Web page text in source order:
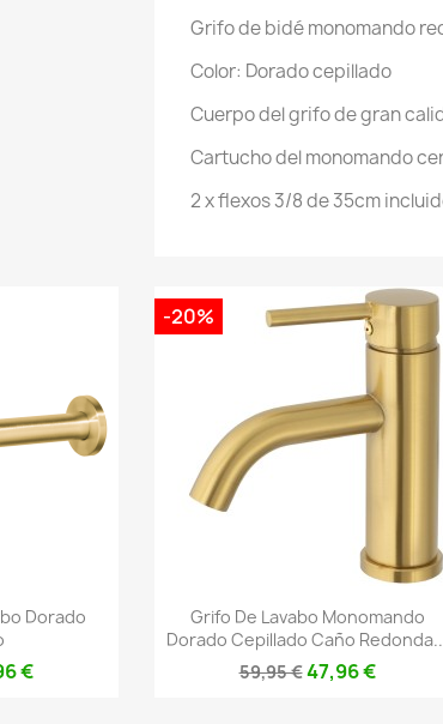
Grifo de bidé monomando
Color: Dorado cepillado
Cuerpo del grifo de gran
Cartucho del monomando
2 x flexos 3/8 de 35cm
Dorado
€
 Vista rápida
Grifo De Lavabo Monomando
Dorado Cepillado Caño
59,95 €47,96 €
-20%